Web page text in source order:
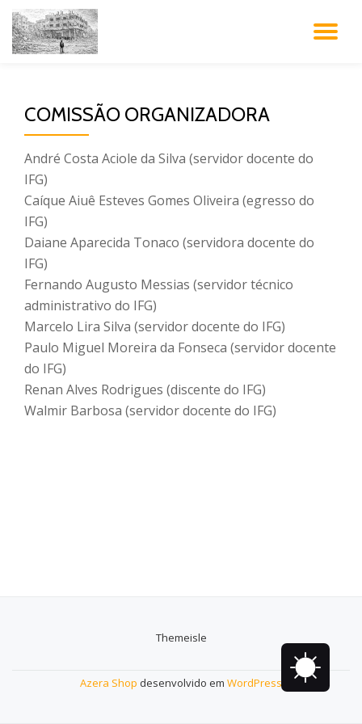
Pular
para
COMISSÃO ORGANIZADORA
André Costa Aciole da Silva (servidor docente do
IFG)
Caíque Aiuê Esteves Gomes Oliveira (egresso do
IFG)
Daiane Aparecida Tonaco (servidora docente do
IFG)
Fernando Augusto Messias (servidor técnico
administrativo do IFG)
Marcelo Lira Silva (servidor docente do IFG)
Paulo Miguel Moreira da Fonseca (servidor docente
do IFG)
Renan Alves Rodrigues (discente do IFG)
Walmir Barbosa (servidor docente do IFG)
Themeisle
secundário
Azera Shop desenvolvido em WordPress